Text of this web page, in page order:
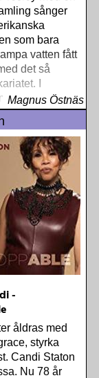
sånger
som bara
vatten fått
det så
I
class«
om den
och
Magnus Östnäs
-
åldras med
styrka
Candi Staton
Nu 78 år